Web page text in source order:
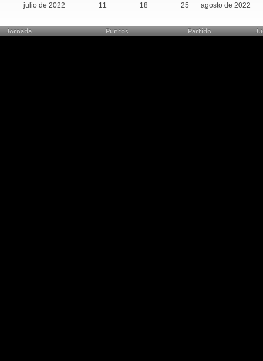
julio de 2022 agosto de 2022
11 18 25
Jornada Puntos Partido